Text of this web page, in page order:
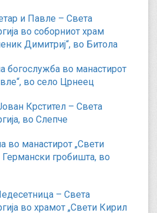
и Павле – Света
во соборниот храм
Димитриј“, во Битола
богослужба во манастирот
во село Црнеец
Крстител – Света
во Слепче
во манастирот „Свети
Германски гробишта, во
– Света
во храмот „Свети Кирил